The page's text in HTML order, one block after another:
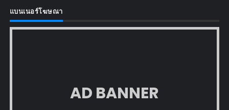
แบนเนอร์โฆษณา
AD BANNER